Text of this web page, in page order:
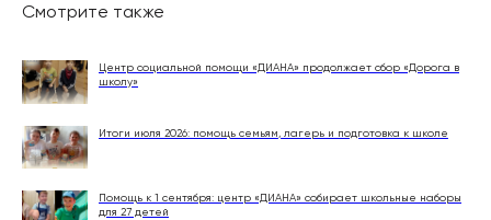
Смотрите также
Центр социальной помощи «ДИАНА» продолжает сбор «Дорога в
школу»
Итоги июля 2026: помощь семьям, лагерь и подготовка к школе
Помощь к 1 сентября: центр «ДИАНА» собирает школьные наборы
для 27 детей